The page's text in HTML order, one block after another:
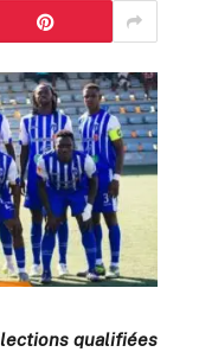
qualifiées